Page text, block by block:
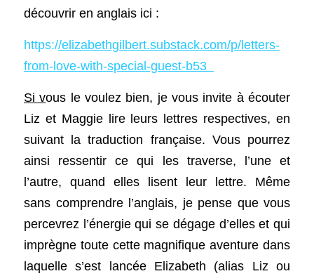
découvrir en anglais ici :
https://elizabethgilbert.substack.com/p/letters-
from-love-with-special-guest-b53
Si vous le voulez bien, je vous invite à écouter
Liz et Maggie lire leurs lettres respectives, en
suivant la traduction française. Vous pourrez
ainsi ressentir ce qui les traverse, l’une et
l’autre, quand elles lisent leur lettre. Même
sans comprendre l’anglais, je pense que vous
percevrez l’énergie qui se dégage d’elles et qui
imprègne toute cette magnifique aventure dans
laquelle s’est lancée Elizabeth (alias Liz ou